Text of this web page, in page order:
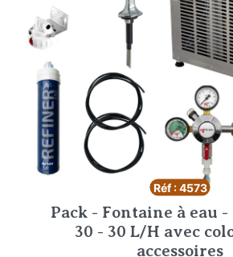
Réf : 4573
Pack - Fontaine à eau
30 - 30 L/H avec
accessoires